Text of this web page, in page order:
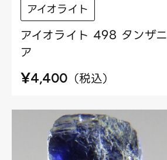
アイオライト
アイオライト 498 タンザニ
ア
¥4,400 （税込）